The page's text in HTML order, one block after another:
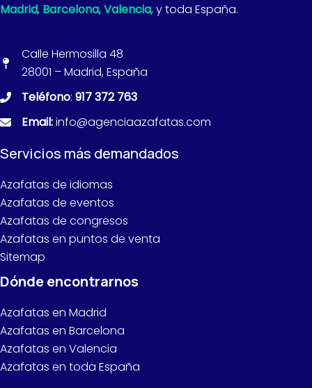
Madrid, Barcelona,Valencia, y toda España.
Calle Hermosilla 48
28001 – Madrid, España
Teléfono: 917 372 763
Email:info@agenciaazafatas.com
Servicios más demandados
Azafatas de idiomas
Azafatas de eventos
Azafatas de congresos
Azafatas en puntos de venta
Sitemap
Dónde encontrarnos
Azafatas en Madrid
Azafatas en Barcelona
Azafatas en Valencia
Azafatas en toda España